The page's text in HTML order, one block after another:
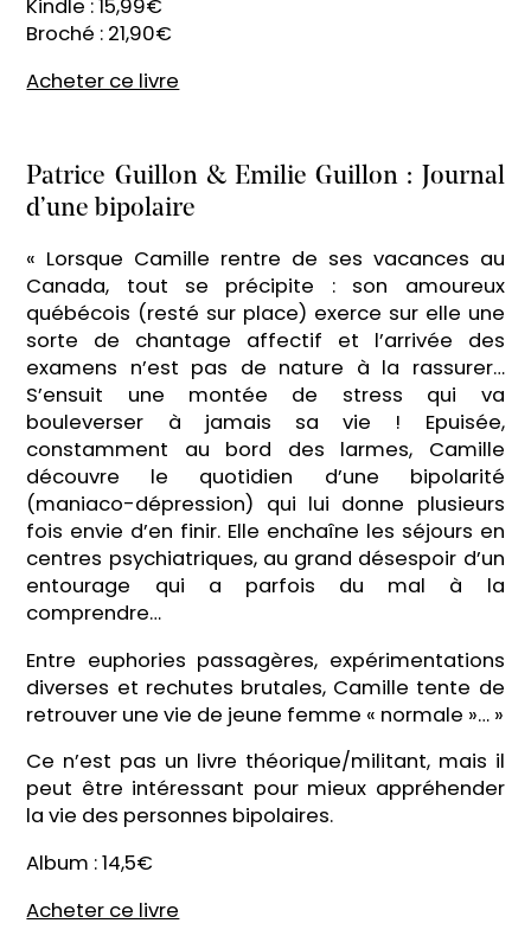
Kindle : 15,99€
Broché : 21,90€
Acheter ce livre
Patrice Guillon & Emilie Guillon : Journal
d’une bipolaire
« Lorsque Camille rentre de ses vacances au
Canada, tout se précipite : son amoureux
québécois (resté sur place) exerce sur elle une
sorte de chantage affectif et l’arrivée des
examens n’est pas de nature à la rassurer…
S’ensuit une montée de stress qui va
bouleverser à jamais sa vie ! Epuisée,
constamment au bord des larmes, Camille
découvre le quotidien d’une bipolarité
(maniaco-dépression) qui lui donne plusieurs
fois envie d’en finir. Elle enchaîne les séjours en
centres psychiatriques, au grand désespoir d’un
entourage qui a parfois du mal à la
comprendre…
Entre euphories passagères, expérimentations
diverses et rechutes brutales, Camille tente de
retrouver une vie de jeune femme « normale »… »
Ce n’est pas un livre théorique/militant, mais il
peut être intéressant pour mieux appréhender
la vie des personnes bipolaires.
Album : 14,5€
Acheter ce livre